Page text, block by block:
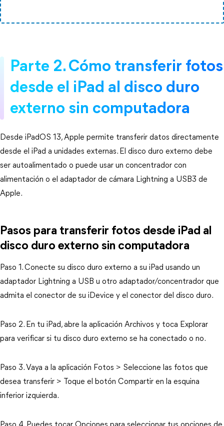
Parte 2. Cómo transferir fotos
desde el iPad al disco duro
externo sin computadora
Desde iPadOS 13, Apple permite transferir datos directamente
desde el iPad a unidades externas. El disco duro externo debe
ser autoalimentado o puede usar un concentrador con
alimentación o el adaptador de cámara Lightning a USB3 de
Apple.
Pasos para transferir fotos desde iPad al
disco duro externo sin computadora
Paso 1. Conecte su disco duro externo a su iPad usando un
adaptador Lightning a USB u otro adaptador/concentrador que
admita el conector de su iDevice y el conector del disco duro.
Paso 2. En tu iPad, abre la aplicación Archivos y toca Explorar
para verificar si tu disco duro externo se ha conectado o no.
Paso 3. Vaya a la aplicación Fotos > Seleccione las fotos que
desea transferir > Toque el botón Compartir en la esquina
inferior izquierda.